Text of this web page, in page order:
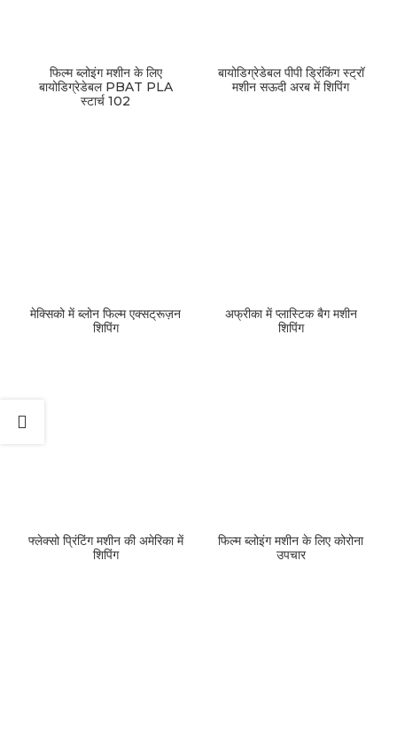
फिल्म ब्लोइंग मशीन के लिए
बायोडिग्रेडेबल PBAT PLA
स्टार्च 102
बायोडिग्रेडेबल पीपी ड्रिंकिंग स्ट्रॉ
मशीन सऊदी अरब में शिपिंग
मेक्सिको में ब्लोन फिल्म एक्सट्रूज़न
शिपिंग
अफ्रीका में प्लास्टिक बैग मशीन
शिपिंग
फ्लेक्सो प्रिंटिंग मशीन की अमेरिका में
शिपिंग
फिल्म ब्लोइंग मशीन के लिए कोरोना
उपचार